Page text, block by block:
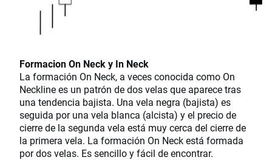
Formacion On Neck y In Neck
La formación On Neck, a veces conocida como On
Neckline es un patrón de dos velas que aparece tras
una tendencia bajista. Una vela negra (bajista) es
seguida por una vela blanca (alcista) y el precio de
cierre de la segunda vela está muy cerca del cierre de
la primera vela. La formación On Neck está formada
por dos velas. Es sencillo y fácil de encontrar.